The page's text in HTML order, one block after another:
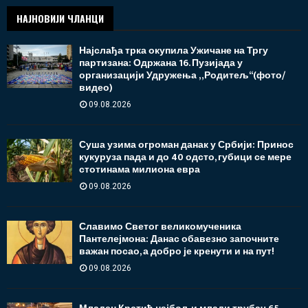
НАЈНОВИЈИ ЧЛАНЦИ
Најслађа трка окупила Ужичане на Тргу
партизана: Одржана 16. Пузијада у
организацији Удружења „Родитељ“(фото/
видео)
09.08.2026
Суша узима огроман данак у Србији: Принос
кукуруза пада и до 40 одсто, губици се мере
стотинама милиона евра
09.08.2026
Славимо Светог великомученика
Пантелејмона: Данас обавезно започните
важан посао, а добро је кренути и на пут!
09.08.2026